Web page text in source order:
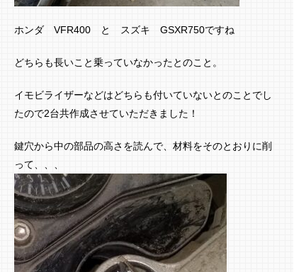
ホンダ VFR400 と スズキ GSXR750ですね
どちらも長いこと乗っていなかったとのこと。
イモビライザーなどはどちらも付いていないとのことでし
たので2台共作成させていただきました！
鍵穴から中の部品の高さを読んで、材料をそのとおりに削
って、、、